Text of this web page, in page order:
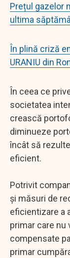
Prețul gazelor
ultima
În plină criză
URANIU din
În ceea ce
societatea
crească
diminueze
încât să
eficient.
Potrivit
şi măsuri de
eficientizare a
primar care nu
compensate
primar